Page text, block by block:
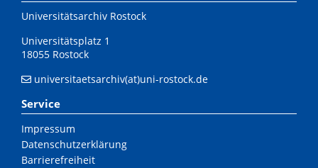
Universitätsarchiv Rostock
Universitätsplatz 1
18055 Rostock
universitaetsarchiv(at)uni-rostock.de
Service
Impressum
Datenschutzerklärung
Barrierefreiheit